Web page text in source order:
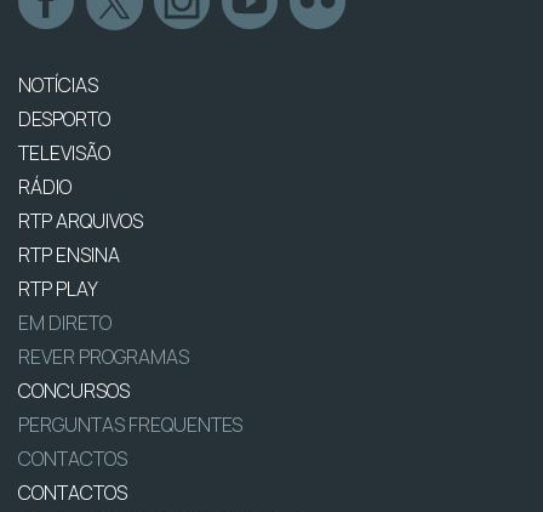
NOTÍCIAS
DESPORTO
TELEVISÃO
RÁDIO
RTP ARQUIVOS
RTP ENSINA
RTP PLAY
EM DIRETO
REVER PROGRAMAS
CONCURSOS
PERGUNTAS FREQUENTES
CONTACTOS
CONTACTOS